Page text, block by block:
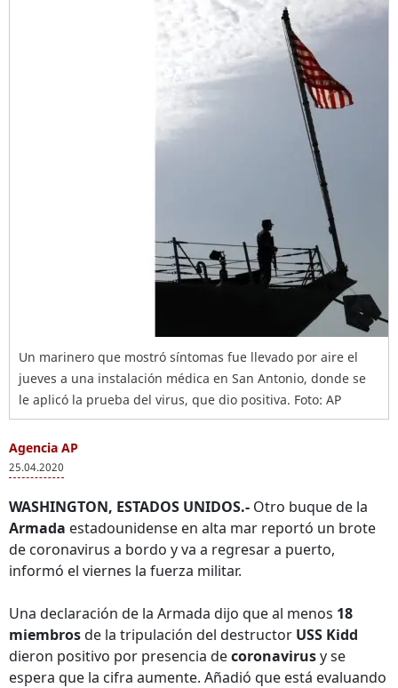
Un marinero que mostró síntomas fue llevado por aire el
jueves a una instalación médica en San Antonio, donde se
le aplicó la prueba del virus, que dio positiva. Foto: AP
Agencia AP
25.04.2020
WASHINGTON, ESTADOS UNIDOS.- Otro buque de la
Armada estadounidense en alta mar reportó un brote
de coronavirus a bordo y va a regresar a puerto,
informó el viernes la fuerza militar.
Una declaración de la Armada dijo que al menos 18
miembrosde la tripulación del destructor USS Kidd
dieron positivo por presencia decoronavirusy se
espera que la cifra aumente. Añadió que está evaluando